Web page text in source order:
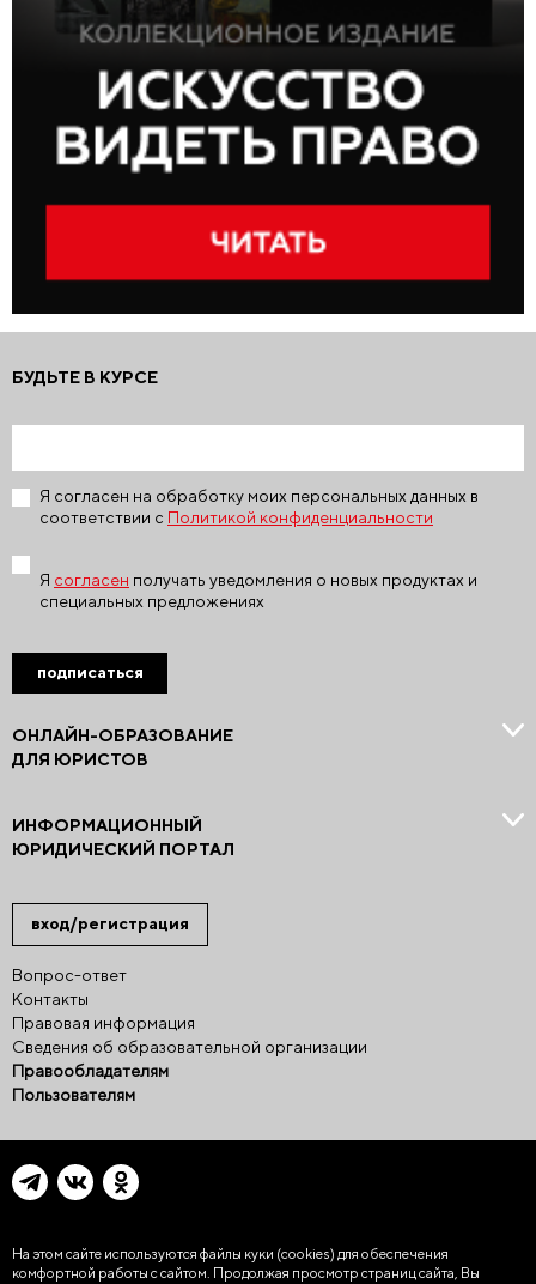
вход/регистрация
Вопрос-ответ
Контакты
Правовая информация
Сведения об образовательной организации
Правообладателям
Пользователям
ОНЛАЙН-ОБРАЗОВАНИЕ
ДЛЯ ЮРИСТОВ
ИНФОРМАЦИОННЫЙ
ЮРИДИЧЕСКИЙ ПОРТАЛ
БУДЬТЕ В КУРСЕ
Я согласен на обработку моих персональных данных в
соответствии с Политикой конфиденциальности
Я согласен получать уведомления о новых продуктах и
специальных предложениях
подписаться
На этом сайте используются файлы куки (cookies) для обеспечения
комфортной работы с сайтом. Продолжая просмотр страниц сайта, Вы